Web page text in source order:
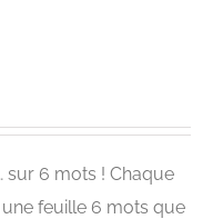
sur 6 mots ! Chaque
feuille 6 mots que